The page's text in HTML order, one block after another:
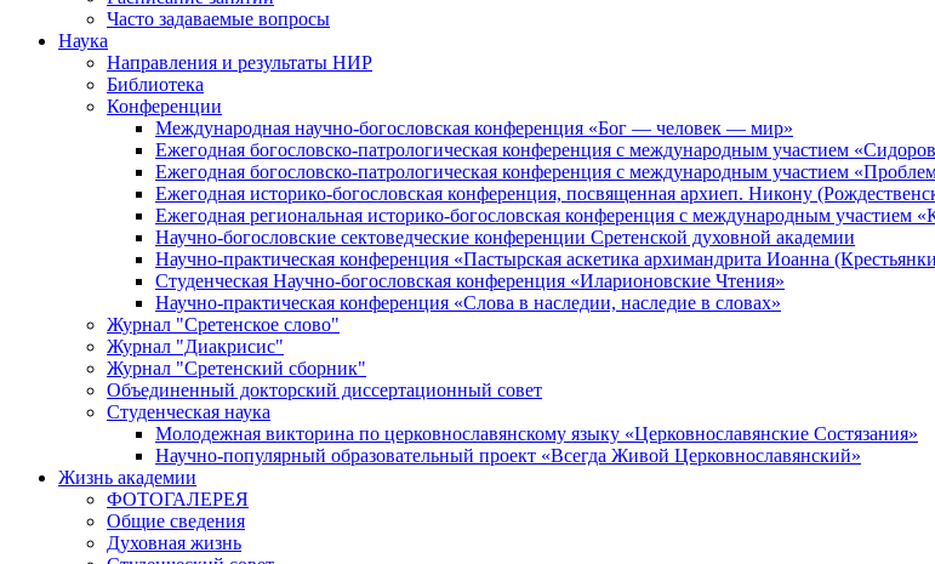
Часто задаваемые вопросы
Наука
Направления и результаты НИР
Библиотека
Конференции
Международная научно-богословская конференция «Бог — человек — мир»
Ежегодная богословско-патрологическая конференция с международным участием
Ежегодная богословско-патрологическая конференция с международным участием
Ежегодная историко-богословская конференция, посвященная архиеп. Никону
Ежегодная региональная историко-богословская конференция с международным
Научно-богословские сектоведческие конференции Сретенской духовной академии
Научно-практическая конференция «Пастырская аскетика архимандрита Иоанна
Студенческая Научно-богословская конференция «Иларионовские Чтения»
Научно-практическая конференция «Cлова в наследии, наследие в словах»
Журнал "Сретенское слово"
Журнал "Диакрисис"
Журнал "Сретенский сборник"
Объединенный докторский диссертационный совет
Студенческая наука
Молодежная викторина по церковнославянскому языку «Церковнославянские Состязания»
Научно-популярный образовательный проект «Всегда Живой Церковнославянский»
Жизнь академии
ФОТОГАЛЕРЕЯ
Общие сведения
Духовная жизнь